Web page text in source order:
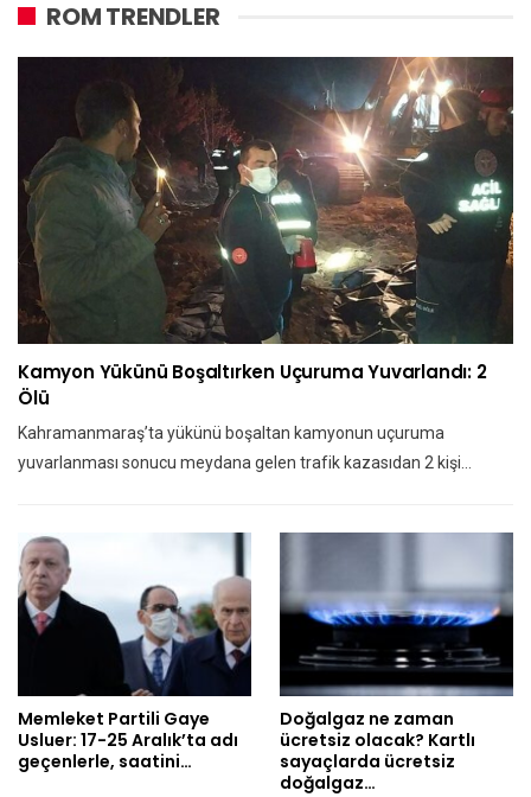
ROM TRENDLER
Kamyon Yükünü Boşaltırken Uçuruma Yuvarlandı: 2
Ölü
Kahramanmaraş’ta yükünü boşaltan kamyonun uçuruma
yuvarlanması sonucu meydana gelen trafik kazasıdan 2 kişi…
Memleket Partili Gaye
Usluer: 17-25 Aralık’ta adı
geçenlerle, saatini…
Doğalgaz ne zaman
ücretsiz olacak? Kartlı
sayaçlarda ücretsiz
doğalgaz…